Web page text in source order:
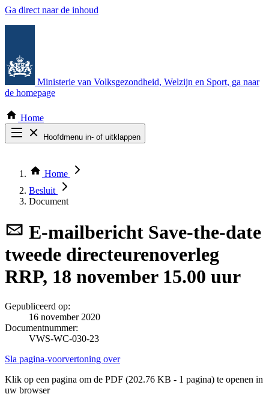
Ga direct naar de inhoud
Ministerie van Volksgezondheid, Welzijn en Sport, ga naar
de homepage
Home
Hoofdmenu in- of uitklappen
Thema COVID-19
Bekijk per bestuursorgaan
Home
Besluit
Document
E-mailbericht Save-the-date
tweede directeurenoverleg
RRP, 18 november 15.00 uur
Gepubliceerd op:
16 november 2020
Documentnummer:
VWS-WC-030-23
Sla pagina-voorvertoning over
Klik op een pagina om de PDF (202.76 KB - 1 pagina) te openen in
uw browser